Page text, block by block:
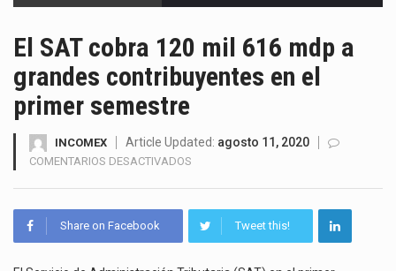
La inversión fija bruta en México registró un aumento de 1.1% interanual en mayo de…
El Departamento de Agricultura de Estados Unidos (USDA) suspendió el 5 de agosto de 2026…
La industria manufacturera de exportación afiliada a Index en Nuevo León ha alcanzado hasta 10%…
El SAT cobra 120 mil 616 mdp a
grandes contribuyentes en el
primer semestre
INCOMEX Article Updated: agosto 11, 2020
COMENTARIOS DESACTIVADOS
COBRA
120
Share on Facebook Tweet this!